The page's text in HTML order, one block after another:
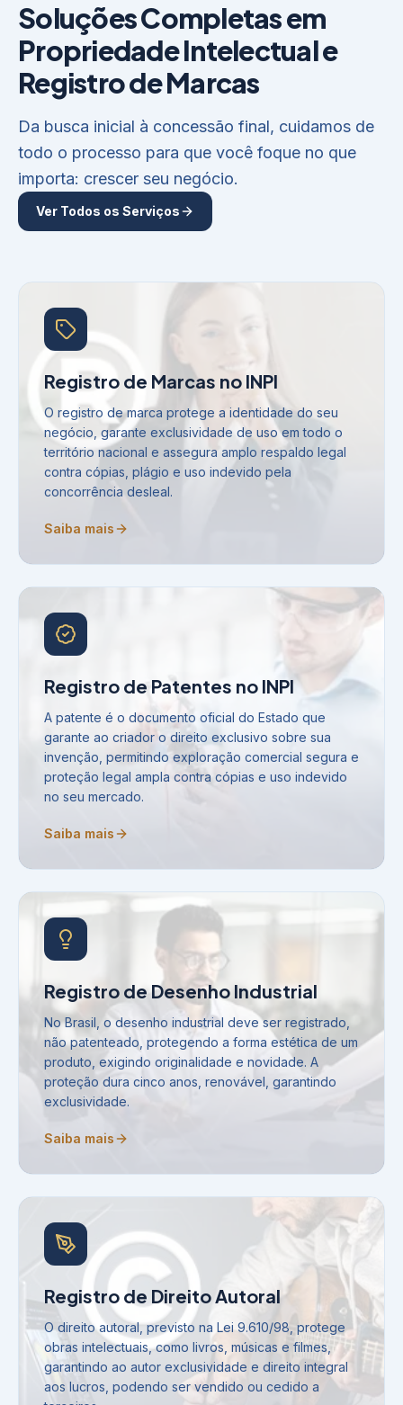
Soluções Completas em
Propriedade Intelectual e
Registro de Marcas
Da busca inicial à concessão final, cuidamos de
todo o processo para que você foque no que
importa: crescer seu negócio.
Ver Todos os Serviços
Registro de Marcas no INPI
O registro de marca protege a identidade do seu
negócio, garante exclusividade de uso em todo o
território nacional e assegura amplo respaldo legal
contra cópias, plágio e uso indevido pela
concorrência desleal.
Saiba mais
Registro de Patentes no INPI
A patente é o documento oficial do Estado que
garante ao criador o direito exclusivo sobre sua
invenção, permitindo exploração comercial segura e
proteção legal ampla contra cópias e uso indevido
no seu mercado.
Saiba mais
Registro de Desenho Industrial
No Brasil, o desenho industrial deve ser registrado,
não patenteado, protegendo a forma estética de um
produto, exigindo originalidade e novidade. A
proteção dura cinco anos, renovável, garantindo
exclusividade.
Saiba mais
Registro de Direito Autoral
O direito autoral, previsto na Lei 9.610/98, protege
obras intelectuais, como livros, músicas e filmes,
garantindo ao autor exclusividade e direito integral
aos lucros, podendo ser vendido ou cedido a